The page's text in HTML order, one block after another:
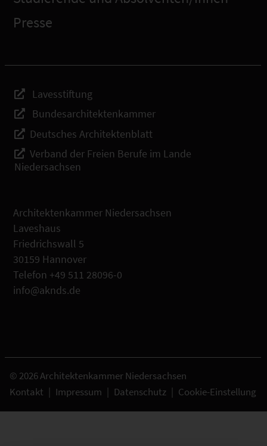
Presse
Lavesstiftung
Bundesarchitektenkammer
Deutsches Architektenblatt
Verband der Freien Berufe im Lande
Niedersachsen
Architektenkammer Niedersachsen
Laveshaus
Friedrichswall 5
30159 Hannover
Telefon +49 511 28096-0
info@aknds.de
© 2026 Architektenkammer Niedersachsen
Kontakt | Impressum | Datenschutz | Cookie-Einstellung